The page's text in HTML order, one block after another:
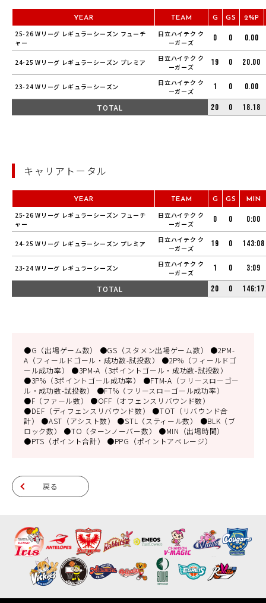
YEAR TEAM G GS 2%P
25-26 Wリーグ レギュラーシーズン フューチ
ャー
日立ハイテク ク
ーガーズ
0 0 0.00
24-25 Wリーグ レギュラーシーズン プレミア
日立ハイテク ク
ーガーズ
19 0 20.00
23-24 Wリーグ レギュラーシーズン
日立ハイテク ク
ーガーズ
1 0 0.00
TOTAL 20 0 18.18
キャリアトータル
YEAR TEAM G GS MIN
25-26 Wリーグ レギュラーシーズン フューチ
ャー
日立ハイテク ク
ーガーズ
0 0 0:00
24-25 Wリーグ レギュラーシーズン プレミア
日立ハイテク ク
ーガーズ
19 0 143:08
23-24 Wリーグ レギュラーシーズン
日立ハイテク ク
ーガーズ
1 0 3:09
TOTAL 20 0 146:17
●G（出場ゲーム数） ●GS（スタメン出場ゲーム数） ●2PM-
A（フィールドゴール・成功数-試投数） ●2P%（フィールドゴ
ール成功率） ●3PM-A（3ポイントゴール・成功数-試投数）
●3P%（3ポイントゴール成功率） ●FTM-A（フリースローゴー
ル・成功数-試投数） ●FT%（フリースローゴール成功率）
●F（ファール数） ●OFF（オフェンスリバウンド数）
●DEF（ディフェンスリバウンド数） ●TOT（リバウンド合
計） ●AST（アシスト数） ●STL（スティール数） ●BLK（ブ
ロック数） ●TO（ターンノーバー数） ●MIN（出場時間）
●PTS（ポイント合計） ●PPG（ポイントアベレージ）
戻る